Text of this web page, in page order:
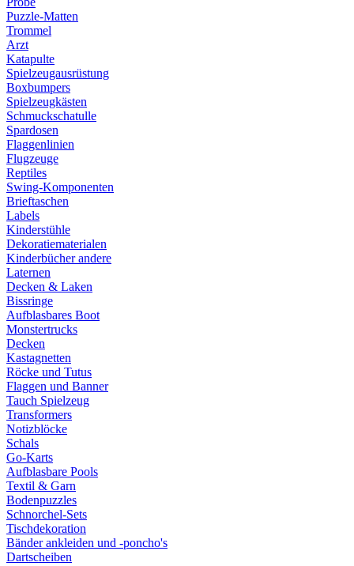
Puzzle-Matten
Trommel
Arzt
Katapulte
Spielzeugausrüstung
Boxbumpers
Spielzeugkästen
Schmuckschatulle
Spardosen
Flaggenlinien
Flugzeuge
Reptiles
Swing-Komponenten
Brieftaschen
Labels
Kinderstühle
Dekoratiematerialen
Kinderbücher andere
Laternen
Decken & Laken
Bissringe
Aufblasbares Boot
Monstertrucks
Decken
Kastagnetten
Röcke und Tutus
Flaggen und Banner
Tauch Spielzeug
Transformers
Notizblöcke
Schals
Go-Karts
Aufblasbare Pools
Textil & Garn
Bodenpuzzles
Schnorchel-Sets
Tischdekoration
Bänder ankleiden und -poncho's
Dartscheiben